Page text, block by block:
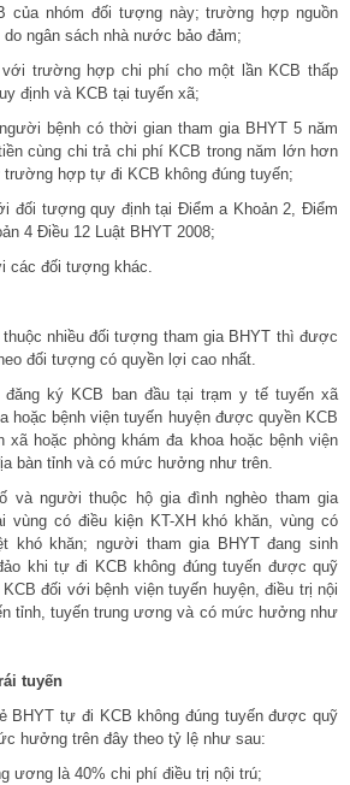
của nhóm đối tượng này; trường hợp nguồn
ngân sách nhà nước bảo đảm;
trường hợp chi phí cho một lần KCB thấp
định và KCB tại tuyến xã;
bệnh có thời gian tham gia BHYT 5 năm
cùng chi trả chi phí KCB trong năm lớn hơn
hợp tự đi KCB không đúng tuyến;
đối tượng quy định tại Điểm a Khoản 2, Điểm
4 Điều 12 Luật BHYT 2008;
các đối tượng khác.
nhiều đối tượng tham gia BHYT thì được
đối tượng có quyền lợi cao nhất.
ký KCB ban đầu tại trạm y tế tuyến xã
hoặc bệnh viện tuyến huyện được quyền KCB
xã hoặc phòng khám đa khoa hoặc bệnh viện
bàn tỉnh và có mức hưởng như trên.
và người thuộc hộ gia đình nghèo tham gia
vùng có điều kiện KT-XH khó khăn, vùng có
khó khăn; người tham gia BHYT đang sinh
khi tự đi KCB không đúng tuyến được quỹ
đối với bệnh viện tuyến huyện, điều trị nội
tỉnh, tuyến trung ương và có mức hưởng như
tuyến
BHYT tự đi KCB không đúng tuyến được quỹ
hưởng trên đây theo tỷ lệ như sau:
ương là 40% chi phí điều trị nội trú;